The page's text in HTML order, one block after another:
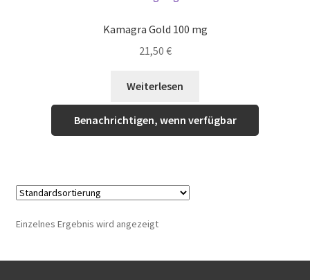
Kamagra Gold 100 mg
21,50 €
Weiterlesen
Benachrichtigen, wenn verfügbar
Einzelnes Ergebnis wird angezeigt